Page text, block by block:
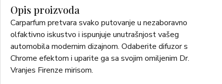
Opis proizvoda
Carparfum pretvara svako putovanje u nezaboravno
olfaktivno iskustvo i ispunjuje unutrašnjost vašeg
automobila modernim dizajnom. Odaberite difuzor s
Chrome efektom i uparite ga sa svojim omiljenim Dr.
Vranjes Firenze mirisom.